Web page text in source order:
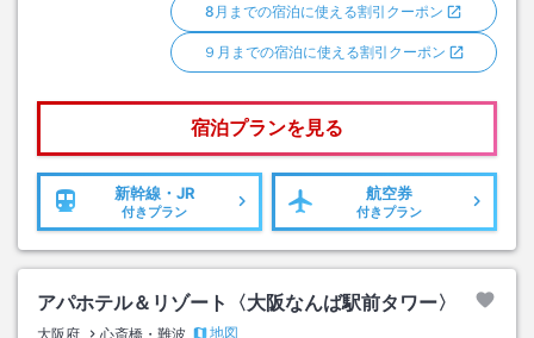
8月までの宿泊に使える割引クーポン
９月までの宿泊に使える割引クーポン
宿泊プランを見る
新幹線・JR
付きプラン
航空券
付きプラン
アパホテル＆リゾート〈大阪なんば駅前タワー〉
大阪府 心斎橋・難波
地図